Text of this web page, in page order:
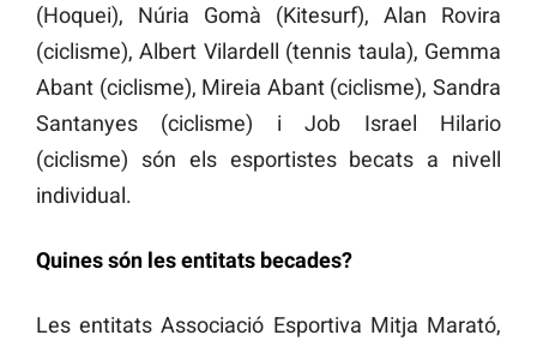
(Hoquei), Núria Gomà (Kitesurf), Alan Rovira
(ciclisme), Albert Vilardell (tennis taula), Gemma
Abant (ciclisme), Mireia Abant (ciclisme), Sandra
Santanyes (ciclisme) i Job Israel Hilario
(ciclisme) són els esportistes becats a nivell
individual.
Quines són les entitats becades?
Les entitats Associació Esportiva Mitja Marató,